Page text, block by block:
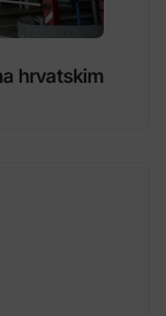
hrvatskim